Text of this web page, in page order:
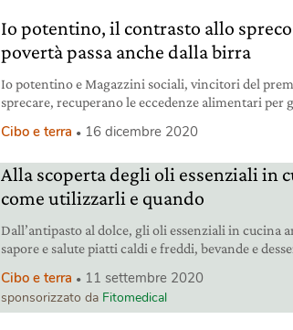
Io potentino, il contrasto allo
povertà passa anche dalla birra
Io potentino e Magazzini sociali, vincitori del
sprecare, recuperano le eccedenze alimentari per
Cibo e terra 16 dicembre 2020
Alla scoperta degli oli essenziali in
come utilizzarli e quando
Dall’antipasto al dolce, gli oli essenziali in cucina
sapore e salute piatti caldi e freddi, bevande e
Cibo e terra 11 settembre 2020
sponsorizzato da Fitomedical